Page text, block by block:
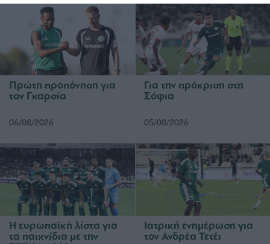
Πρώτη προπόνηση για
τον Γκαρσία
06/08/2026
Για την πρόκριση στη
Σόφια
05/08/2026
Η ευρωπαϊκή λίστα για
τα παιχνίδια με την
Ιατρική ενημέρωση για
τον Ανδρέα Τετέι